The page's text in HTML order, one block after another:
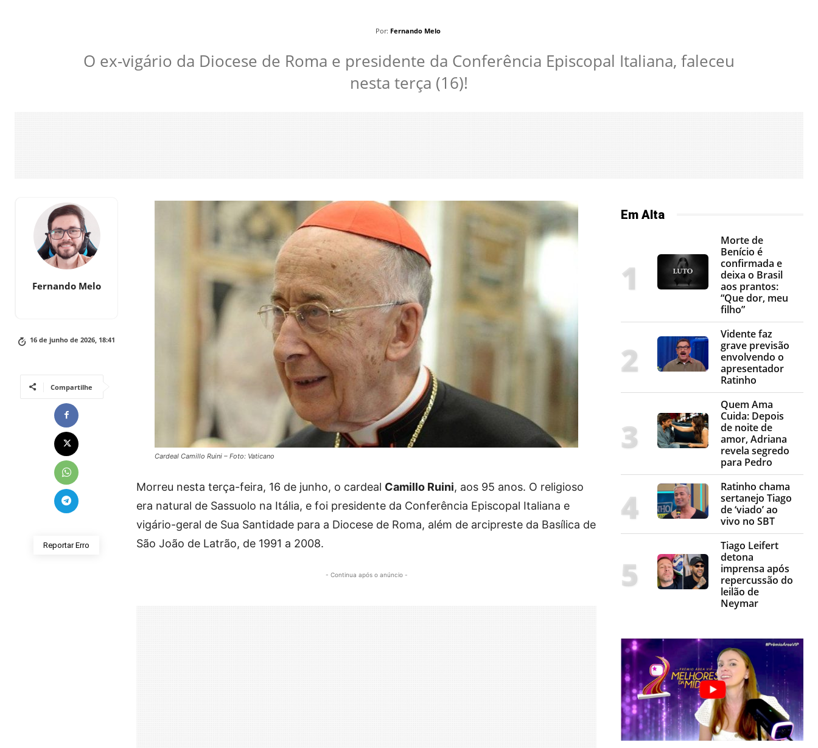
Por: Fernando Melo
O ex-vigário da Diocese de Roma e presidente da Conferência Episcopal Italiana, faleceu
nesta terça (16)!
Fernando Melo
16 de junho de 2026, 18:41
Compartilhe
Reportar Erro
Cardeal Camillo Ruini – Foto: Vaticano
Morreu nesta terça-feira, 16 de junho, o cardeal Camillo Ruini, aos 95 anos. O religioso
era natural de Sassuolo na Itália, e foi presidente da Conferência Episcopal Italiana e
vigário-geral de Sua Santidade para a Diocese de Roma, além de arcipreste da Basílica de
São João de Latrão, de 1991 a 2008.
- Continua após o anúncio -
Em Alta
Morte de
Benício é
confirmada e
deixa o Brasil
aos prantos:
“Que dor, meu
filho”
Vidente faz
grave previsão
envolvendo o
apresentador
Ratinho
Quem Ama
Cuida: Depois
de noite de
amor, Adriana
revela segredo
para Pedro
Ratinho chama
sertanejo Tiago
de ‘viado’ ao
vivo no SBT
Tiago Leifert
detona
imprensa após
repercussão do
leilão de
Neymar